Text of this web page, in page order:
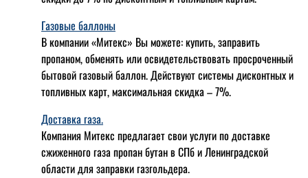
Газовые баллоны
В компании «Митекс» Вы можете: купить, заправить
пропаном, обменять или освидетельствовать просроченный
бытовой газовый баллон. Действуют системы дисконтных и
топливных карт, максимальная скидка – 7%.
Доставка газа.
Компания Митекс предлагает свои услуги по доставке
сжиженного газа пропан бутан в СПб и Ленинградской
области для заправки газгольдера.